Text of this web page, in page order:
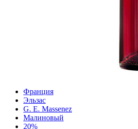
Франция
Эльзас
G. E. Massenez
Малиновый
20%